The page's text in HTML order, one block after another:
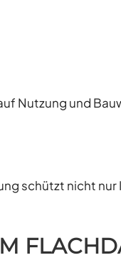
Nutzung und
schützt nicht